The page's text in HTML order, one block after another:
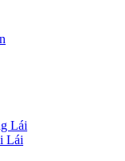
Lái
Lái